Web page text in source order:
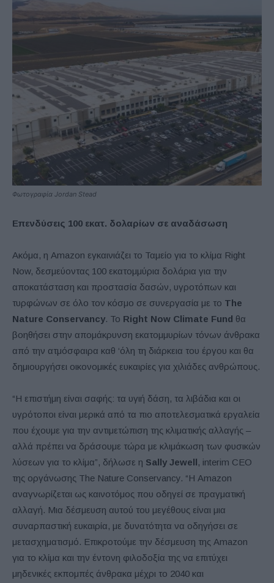
Φωτογραφία Jordan Stead
Επενδύσεις 100 εκατ. δολαρίων σε αναδάσωση
Ακόμα, η Amazon εγκαινιάζει το Ταμείο για το κλίμα Right
Now, δεσμεύοντας 100 εκατομμύρια δολάρια για την
αποκατάσταση και προστασία δασών, υγροτόπων και
τυρφώνων σε όλο τον κόσμο σε συνεργασία με το The
Nature Conservancy. Το Right Now Climate Fund θα
βοηθήσει στην απομάκρυνση εκατομμυρίων τόνων άνθρακα
από την ατμόσφαιρα καθ ‘όλη τη διάρκεια του έργου και θα
δημιουργήσει οικονομικές ευκαιρίες για χιλιάδες ανθρώπους.
“Η επιστήμη είναι σαφής: τα υγιή δάση, τα λιβάδια και οι
υγρότοποι είναι μερικά από τα πιο αποτελεσματικά εργαλεία
που έχουμε για την αντιμετώπιση της κλιματικής αλλαγής –
αλλά πρέπει να δράσουμε τώρα με κλιμάκωση των φυσικών
λύσεων για το κλίμα”, δήλωσε η Sally Jewell, interim CEO
της οργάνωσης The Nature Conservancy. “Η Amazon
αναγνωρίζεται ως καινοτόμος που οδηγεί σε πραγματική
αλλαγή. Μια δέσμευση αυτού του μεγέθους είναι μια
συναρπαστική ευκαιρία, με δυνατότητα να οδηγήσει σε
μετασχηματισμό. Επικροτούμε την δέσμευση της Amazon
για το κλίμα και την έντονη φιλοδοξία της να επιτύχει
μηδενικές εκπομπές άνθρακα μέχρι το 2040 και